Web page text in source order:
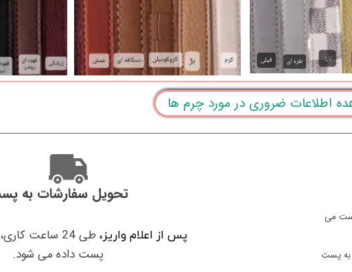
تحویل سفارشات به
پس از اعلام واریز،
طی 24 ساعت
پست داده می شود.
به پست می
از تحویل به پست
اطلاعات ضروری در مورد چرم ها